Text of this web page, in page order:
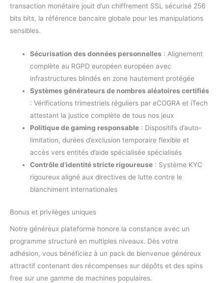
transaction monétaire jouit d’un chiffrement SSL sécurisé 256
bits bits, la référence bancaire globale pour les manipulations
sensibles.
Sécurisation des données personnelles : Alignement
complète au RGPD européen européen avec
infrastructures blindés en zone hautement protégée
Systèmes générateurs de nombres aléatoires certifiés
: Vérifications trimestriels réguliers par eCOGRA et iTech
attestant la justice complète de tous nos jeux
Politique de gaming responsable : Dispositifs d’auto-
limitation, durées d’exclusion temporaire flexible et
accès vers entités d’aide spécialisée spécialisés
Contrôle d’identité stricte rigoureuse : Système KYC
rigoureux aligné aux directives de lutte contre le
blanchiment internationales
Bonus et privilèges uniques
Notre généreux plateforme honore la constance avec un
programme structuré en multiples niveaux. Dès votre
adhésion, vous bénéficiez à un pack de bienvenue généreux
attractif contenant des récompenses sur dépôts et des spins
free sur une gamme de machines populaires.